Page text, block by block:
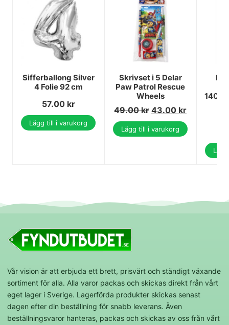
Sifferballong Silver
4 Folie 92 cm
57.00 kr
Lägg till i varukorg
Skrivset i 5 Delar
Paw Patrol Rescue
Wheels
49.00kr 43.00 kr
Lägg till i varukorg
Vår vision är att erbjuda ett brett, prisvärt och ständigt växande
sortiment för alla. Alla varor packas och skickas direkt från vårt
eget lager i Sverige. Lagerförda produkter skickas senast
dagen efter din beställning för snabb leverans. Även
beställningsvaror hanteras, packas och skickas av oss från vårt